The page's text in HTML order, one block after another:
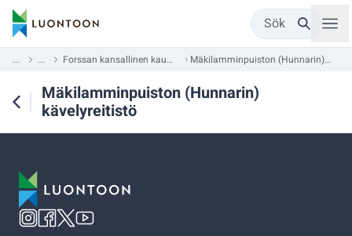
Sök
... ... Forssan kansallinen kaupunkipuisto Mäkilamminpuiston (Hunnarin) kävelyreitistö
Mäkilamminpuiston (Hunnarin)
kävelyreitistö